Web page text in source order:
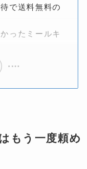
で送料無料の
ったミールキ
もう一度頼め